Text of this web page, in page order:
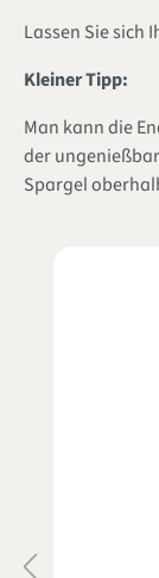
Lassen Sie sich
Kleiner Tipp:
Man kann die
der
Spargel